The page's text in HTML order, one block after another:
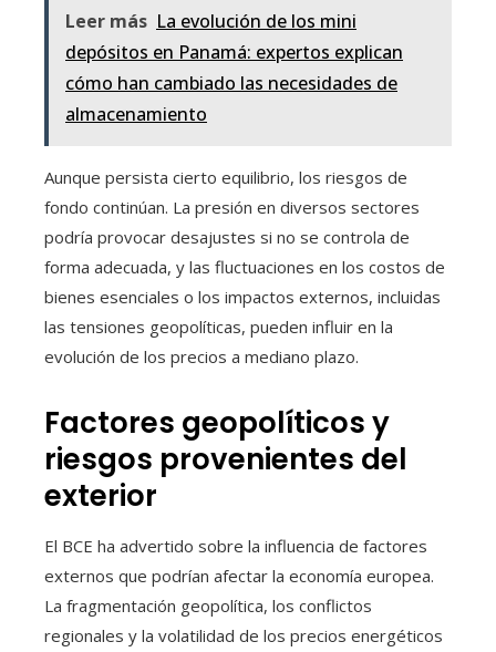
Leer más La evolución de los mini
depósitos en Panamá: expertos explican
cómo han cambiado las necesidades de
almacenamiento
Aunque persista cierto equilibrio, los riesgos de
fondo continúan. La presión en diversos sectores
podría provocar desajustes si no se controla de
forma adecuada, y las fluctuaciones en los costos de
bienes esenciales o los impactos externos, incluidas
las tensiones geopolíticas, pueden influir en la
evolución de los precios a mediano plazo.
Factores geopolíticos y
riesgos provenientes del
exterior
El BCE ha advertido sobre la influencia de factores
externos que podrían afectar la economía europea.
La fragmentación geopolítica, los conflictos
regionales y la volatilidad de los precios energéticos